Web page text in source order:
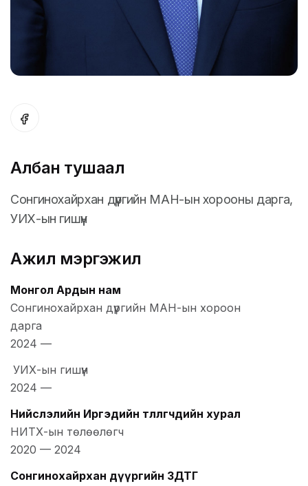
Албан тушаал
Сонгинохайрхан дүүргийн МАН-ын хорооны дарга,
УИХ-ын гишүүн
Ажил мэргэжил
Монгол Ардын нам
Сонгинохайрхан дүүргийн МАН-ын хороон
дарга
2024 —
УИХ-ын гишүүн
2024 —
Нийслэлийн Иргэдийн төлөөлөгчдийн хурал
НИТХ-ын төлөөлөгч
2020 — 2024
Сонгинохайрхан дүүргийн ЗДТГ